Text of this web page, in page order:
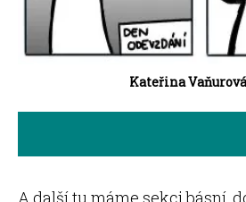
Kateřina
A další tu máme sekci básní,